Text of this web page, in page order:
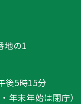
地の1
後5時15分
年末年始は閉庁）